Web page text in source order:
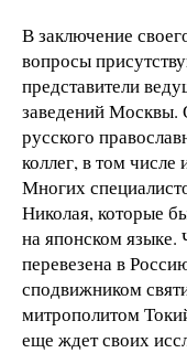
В заключение
вопросы
представители
заведений Москвы.
русского
коллег, в том
Многих
Николая, которые
на японском языке.
перевезена в
сподвижником
митрополитом
еще ждет своих